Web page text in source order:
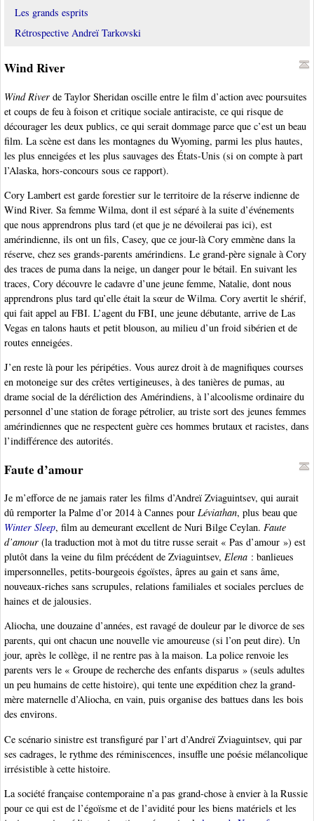
Les grands esprits
Rétrospective Andreï Tarkovski
Wind River
Wind River de Taylor Sheridan oscille entre le film d’action avec poursuites
et coups de feu à foison et critique sociale antiraciste, ce qui risque de
décourager les deux publics, ce qui serait dommage parce que c’est un beau
film. La scène est dans les montagnes du Wyoming, parmi les plus hautes,
les plus enneigées et les plus sauvages des États-Unis (si on compte à part
l’Alaska, hors-concours sous ce rapport).
Cory Lambert est garde forestier sur le territoire de la réserve indienne de
Wind River. Sa femme Wilma, dont il est séparé à la suite d’événements
que nous apprendrons plus tard (et que je ne dévoilerai pas ici), est
amérindienne, ils ont un fils, Casey, que ce jour-là Cory emmène dans la
réserve, chez ses grands-parents amérindiens. Le grand-père signale à Cory
des traces de puma dans la neige, un danger pour le bétail. En suivant les
traces, Cory découvre le cadavre d’une jeune femme, Natalie, dont nous
apprendrons plus tard qu’elle était la sœur de Wilma. Cory avertit le shérif,
qui fait appel au FBI. L’agent du FBI, une jeune débutante, arrive de Las
Vegas en talons hauts et petit blouson, au milieu d’un froid sibérien et de
routes enneigées.
J’en reste là pour les péripéties. Vous aurez droit à de magnifiques courses
en motoneige sur des crêtes vertigineuses, à des tanières de pumas, au
drame social de la déréliction des Amérindiens, à l’alcoolisme ordinaire du
personnel d’une station de forage pétrolier, au triste sort des jeunes femmes
amérindiennes que ne respectent guère ces hommes brutaux et racistes, dans
l’indifférence des autorités.
Faute d’amour
Je m’efforce de ne jamais rater les films d’Andreï Zviaguintsev, qui aurait
dû remporter la Palme d’or 2014 à Cannes pour Léviathan, plus beau que
Winter Sleep, film au demeurant excellent de Nuri Bilge Ceylan. Faute
d’amour (la traduction mot à mot du titre russe serait « Pas d’amour ») est
plutôt dans la veine du film précédent de Zviaguintsev, Elena : banlieues
impersonnelles, petits-bourgeois égoïstes, âpres au gain et sans âme,
nouveaux-riches sans scrupules, relations familiales et sociales perclues de
haines et de jalousies.
Aliocha, une douzaine d’années, est ravagé de douleur par le divorce de ses
parents, qui ont chacun une nouvelle vie amoureuse (si l’on peut dire). Un
jour, après le collège, il ne rentre pas à la maison. La police renvoie les
parents vers le « Groupe de recherche des enfants disparus » (seuls adultes
un peu humains de cette histoire), qui tente une expédition chez la grand-
mère maternelle d’Aliocha, en vain, puis organise des battues dans les bois
des environs.
Ce scénario sinistre est transfiguré par l’art d’Andreï Zviaguintsev, qui par
ses cadrages, le rythme des réminiscences, insuffle une poésie mélancolique
irrésistible à cette histoire.
La société française contemporaine n’a pas grand-chose à envier à la Russie
pour ce qui est de l’égoïsme et de l’avidité pour les biens matériels et les